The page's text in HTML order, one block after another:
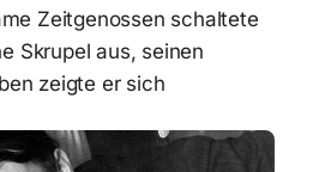
Zeitgenossen schaltete
Skrupel aus, seinen
zeigte er sich